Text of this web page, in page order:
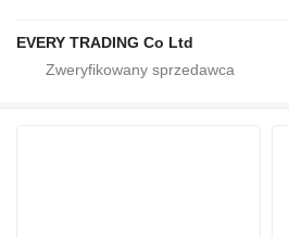
EVERY TRADING Co Ltd